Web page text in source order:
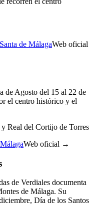
de MálagaWeb oficial
de Agosto del 15 al 22 de
el centro histórico y el
Real del Cortijo de Torres
Web oficial →
de Verdiales documenta
de Málaga. Su
Día de los Santos